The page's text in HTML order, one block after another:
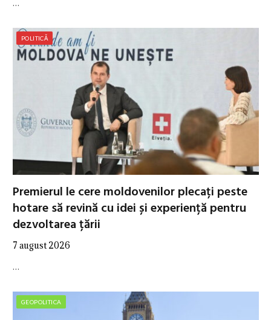
…
POLITICĂ
Premierul le cere moldovenilor plecați peste
hotare să revină cu idei și experiență pentru
dezvoltarea țării
7 august 2026
…
GEOPOLITICA